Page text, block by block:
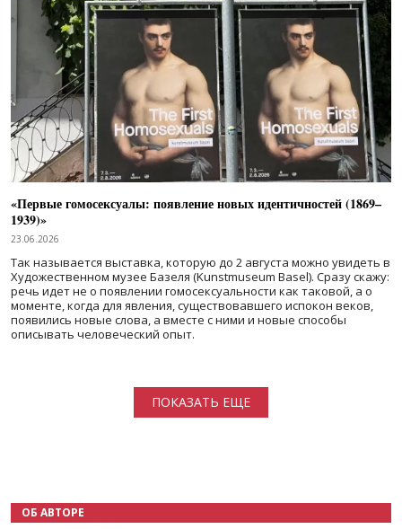
«Первые гомосексуалы: появление новых идентичностей (1869–
1939)»
23.06.2026
Так называется выставка, которую до 2 августа можно увидеть в
Художественном музее Базеля (Kunstmuseum Basel). Сразу скажу:
речь идет не о появлении гомосексуальности как таковой, а о
моменте, когда для явления, существовавшего испокон веков,
появились новые слова, а вместе с ними и новые способы
описывать человеческий опыт.
ПОКАЗАТЬ ЕЩЕ
ОБ АВТОРЕ